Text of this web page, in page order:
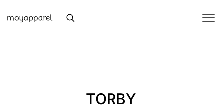
TORBY